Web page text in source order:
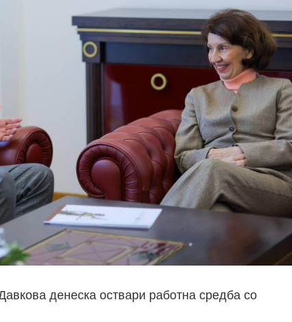
денеска оствари работна средба со